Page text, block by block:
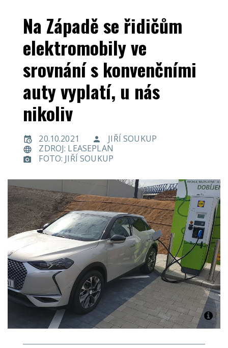
Na Západě se řidičům
elektromobily ve
srovnání s konvenčními
auty vyplatí, u nás
nikoliv
20.10.2021
JIŘÍ SOUKUP
ZDROJ: LEASEPLAN
FOTO: JIŘÍ SOUKUP